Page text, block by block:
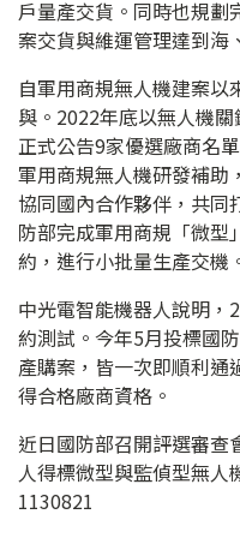
戶量產交貨。同時也規劃
案交貨與維運管理達到海
自軍用商規無人機建案
與。2022年底以無人機
正式公告9家優選廠商名
軍用商規無人機研發補助
協同國內合作夥伴，共同
防部完成軍用商規「微型
約，進行小批量生產交機
中光電智能機器人說明，
約測試。今年5月投標國
產購案，皆一次即順利通
得合格廠商資格。
近日國防部召開評選審查
人得標微型與監偵型無人
1130821